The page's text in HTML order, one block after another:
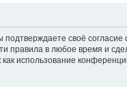
своё
правила в любое время и
использование